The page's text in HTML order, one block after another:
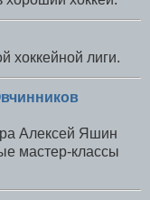
хоккейной лиги.
Алексей Яшин
мастер-классы